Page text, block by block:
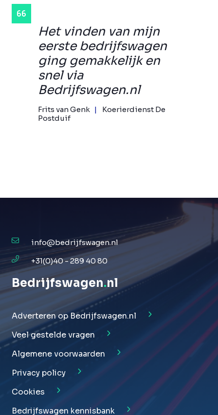
Het vinden van mijn
eerste bedrijfswagen
ging gemakkelijk en
snel via
Bedrijfswagen.nl
Frits van Genk
Koerierdienst De
Postduif
info@bedrijfswagen.nl
+31(0)40 - 289 40 80
Bedrijfswagen.nl
Adverteren op Bedrijfswagen.nl
Veel gestelde vragen
Algemene voorwaarden
Privacy policy
Cookies
Bedrijfswagen kennisbank